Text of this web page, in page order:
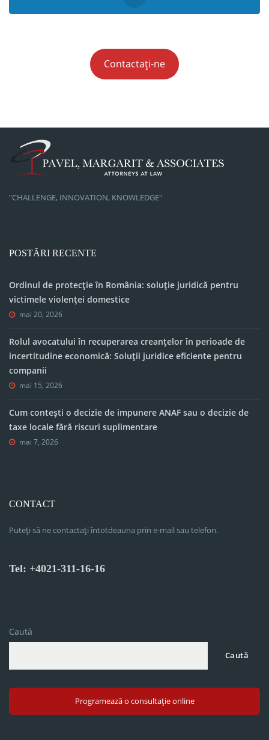
Contactați-ne
"CHALLENGE, INNOVATION, KNOWLEDGE"
POSTĂRI RECENTE
Ordinul de protecție în România: soluție juridică pentru
victimele violenței domestice
mai 20, 2026
Rolul avocatului în recuperarea creanțelor în perioade de
incertitudine economică: Soluții juridice eficiente pentru
companii
mai 15, 2026
Cum contești o decizie de impunere ANAF sau o decizie de
taxe locale fără riscuri suplimentare
mai 7, 2026
CONTACT
Puteți să ne contactați întotdeauna prin e-mail sau telefon.
Tel: +4021-311-16-16
Caută
Caută
Programează o consultație online